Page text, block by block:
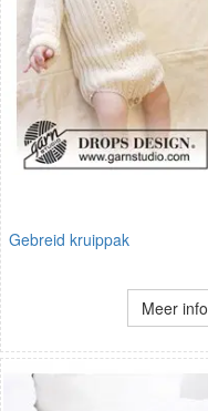
Gebreid kruippak
Meer info